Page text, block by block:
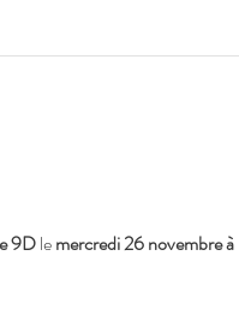
9D le mercredi 26 novembre à